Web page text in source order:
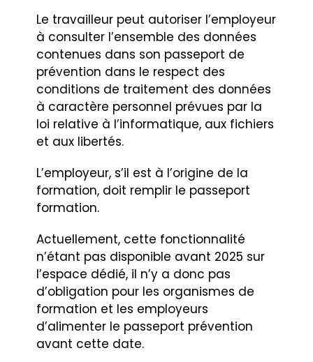
Le travailleur peut autoriser l’employeur
à consulter l’ensemble des données
contenues dans son passeport de
prévention dans le respect des
conditions de traitement des données
à caractère personnel prévues par la
loi relative à l’informatique, aux fichiers
et aux libertés.
L’employeur, s’il est à l’origine de la
formation, doit remplir le passeport
formation.
Actuellement, cette fonctionnalité
n’étant pas disponible avant 2025 sur
l’espace dédié, il n’y a donc pas
d’obligation pour les organismes de
formation et les employeurs
d’alimenter le passeport prévention
avant cette date.